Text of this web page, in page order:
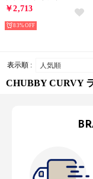
￥2,713
83%
表示順 :
CHUBBY CURVY